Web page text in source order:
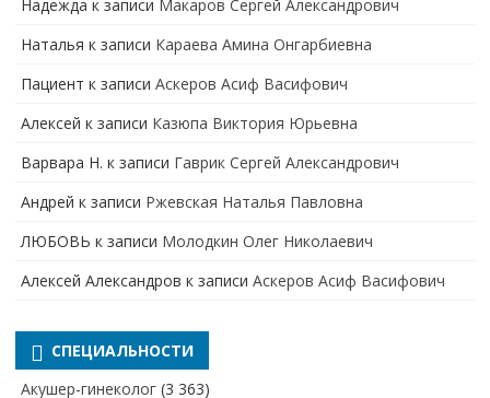
Надежда к записи Макаров Сергей Александрович
Наталья к записи Караева Амина Онгарбиевна
Пациент к записи Аскеров Асиф Васифович
Алексей к записи Казюпа Виктория Юрьевна
Варвара Н. к записи Гаврик Сергей Александрович
Андрей к записи Ржевская Наталья Павловна
ЛЮБОВЬ к записи Молодкин Олег Николаевич
Алексей Александров к записи Аскеров Асиф Васифович
СПЕЦИАЛЬНОСТИ
Акушер-гинеколог (3 363)